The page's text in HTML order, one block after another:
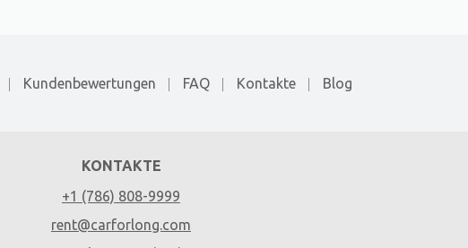
Kundenbewertungen FAQ Kontakte Blog
KONTAKTE
+1 (786) 808-9999
rent@carforlong.com